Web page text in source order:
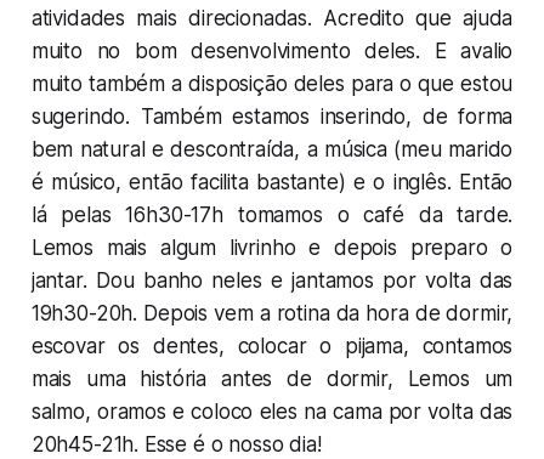
atividades mais direcionadas. Acredito que ajuda
muito no bom desenvolvimento deles. E avalio
muito também a disposição deles para o que estou
sugerindo. Também estamos inserindo, de forma
bem natural e descontraída, a música (meu marido
é músico, então facilita bastante) e o inglês. Então
lá pelas 16h30-17h tomamos o café da tarde.
Lemos mais algum livrinho e depois preparo o
jantar. Dou banho neles e jantamos por volta das
19h30-20h. Depois vem a rotina da hora de dormir,
escovar os dentes, colocar o pijama, contamos
mais uma história antes de dormir, Lemos um
salmo, oramos e coloco eles na cama por volta das
20h45-21h. Esse é o nosso dia!